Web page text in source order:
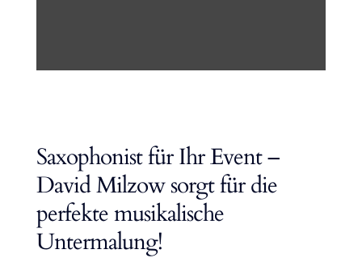
Saxophonist für Ihr Event –
David Milzow sorgt für die
perfekte musikalische
Untermalung!